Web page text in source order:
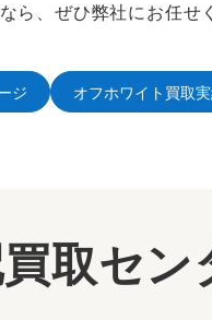
ら、ぜひ弊社にお任せ
ジ オフホワイト買取
取セ